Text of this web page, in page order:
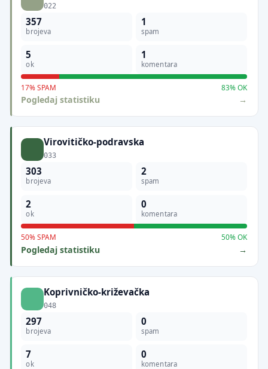
022
357
brojeva
1
spam
5
ok
1
komentara
17% SPAM 83% OK
Pogledaj statistiku
Virovitičko-podravska
033
303
brojeva
2
spam
2
ok
0
komentara
50% SPAM 50% OK
Pogledaj statistiku
Koprivničko-križevačka
048
297
brojeva
0
spam
7
ok
0
komentara